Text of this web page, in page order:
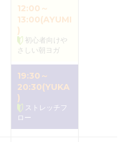
12:00～
13:00(AYUMI
)
初心者向けや
さしい朝ヨガ
19:30～
20:30(YUKA
)
ストレッチフ
ロー